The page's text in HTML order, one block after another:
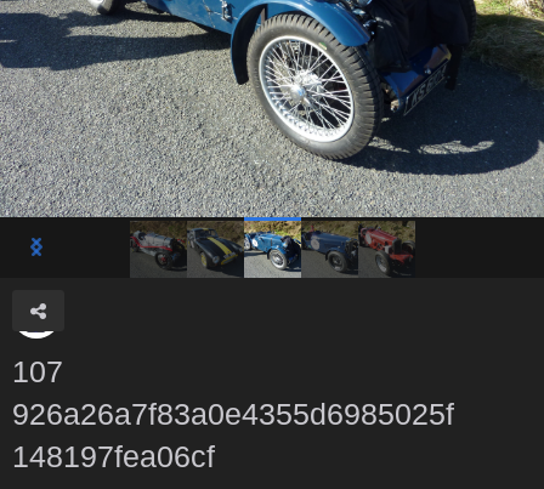
107
926a26a7f83a0e4355d6985025f
148197fea06cf